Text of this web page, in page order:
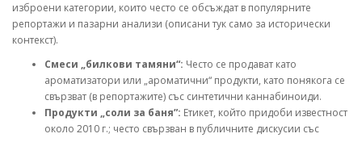
изброени категории, които често се обсъждат в популярните
репортажи и пазарни анализи (описани тук само за исторически
контекст).
Смеси „билкови тамяни“: Често се продават като
ароматизатори или „ароматични“ продукти, като понякога се
свързват (в репортажите) със синтетични каннабиноиди.
Продукти „соли за баня”: Етикет, който придоби известност
около 2010 г.; често свързван в публичните дискусии със